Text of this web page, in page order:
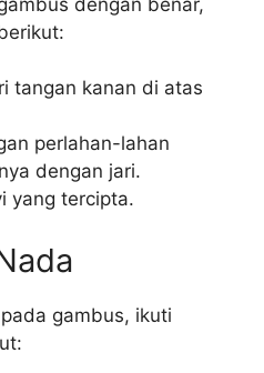
tangan kanan di atas
perlahan-lahan
dengan jari.
yang tercipta.
gambus, ikuti